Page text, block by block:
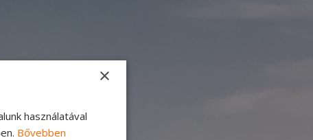
×
használatával
Bővebben